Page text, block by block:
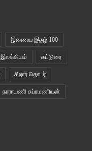
இணைய இதழ் 100
இலக்கியம் கட்டுரை
சிறார் தொடர்
நாராயணி சுப்ரமணியன்